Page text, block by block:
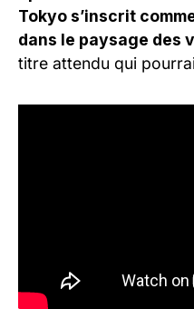
Tokyo s’inscrit
dans le paysage des
titre attendu qui